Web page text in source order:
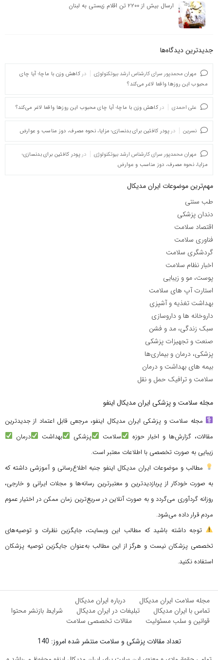
ارسال بیش از ۲۲۰۰ تن اقلام زیستی به لبنان
جدیدترین دیدگاه‌‌ها
مهران محمدپور سرای کارشناس ارشد بیوتکنولوژی در کاهش وزن با ماچا؛ آیا چای
محبوب این روزها واقعا لاغر می‌کند؟
علی احمدی در کاهش وزن با ماچا؛ آیا چای محبوب این روزها واقعا لاغر می‌کند؟
نسرین در پودر کافئین برای بدنسازی؛ مزایا، نحوه مصرف، دوز مناسب و عوارض
مهران محمدپور سرای کارشناس ارشد بیوتکنولوژی در پودر کافئین برای بدنسازی؛
مزایا، نحوه مصرف، دوز مناسب و عوارض
مهم‌ترین موضوعات ایران مدیکال
طب سنتی
دندان پزشکی
اقتصاد سلامت
فناوری سلامت
گردشگری سلامت
اخبار نظام سلامت
پوست، مو و زیبایی
استارت آپ های سلامت
بهداشت تغذیه و آشپزی
داروخانه ها و داروسازی
سبک زندگی، مد و فشن
صنعت و تجهیزات پزشکی
پزشکی، درمان و بیماری‌ها
بیمه های بهداشت و درمان
سلامت و ترافیک حمل و نقل
مجله سلامت و پزشکی ایران مدیکال اینفو
مجله سلامت و پزشکی ایران مدیکال اینفو، مرجعی قابل اعتماد از جدیدترین
مقالات، گزارش‌ها و اخبار حوزه
سلامت پزشکی بهداشت
درمان
زیبایی به صورت تخصصی با اطلاعات معتبر است.
مطالب و موضوعات ایران مدیکال اینفو جنبه اطلاع‌رسانی و آموزشی داشته که
به صورت خودکار از پربازدیدترین و معتبرترین رسانه‌ها و مجلات ایرانی و خارجی،
روزانه گردآوری می‌گردد و به صورت آنلاین در سریع‌ترین زمان ممکن در اختیار عموم
مردم قرار داده می‌شود.
توجه داشته باشید که مطالب این وبسایت، جایگزین نظرات و توصیه‌های
تخصصی پزشکان نیست و هرگز از این مطالب به‌عنوان جایگزین توصیه پزشکان
استفاده نکنید.
مجله سلامت ایران مدیکال
درباره ایران مدیکال
تماس با ایران مدیکال
تبلیغات در ایران مدیکال
شرایط بازنشر محتوا
قوانین و سلب مسئولیت
مقالات تخصصی سلامت
تعداد مقالات پزشکی و سلامت منتشر شده امروز: 140